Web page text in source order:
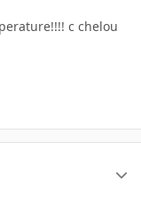
c chelou